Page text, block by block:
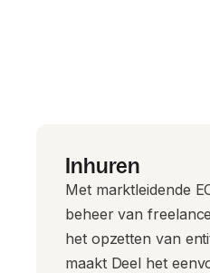
Inhuren
Met marktleidende
beheer van
het opzetten van
maakt Deel het